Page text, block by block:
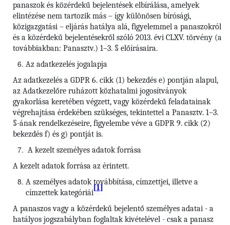
panaszok és közérdekű bejelentések elbírálása, amelyek
elintézése nem tartozik más – így különösen bírósági,
közigazgatási – eljárás hatálya alá, figyelemmel a panaszokról
és a közérdekű bejelentésekről szóló 2013. évi CLXV. törvény (a
továbbiakban: Panasztv.) 1–3. § előírásaira.
Az adatkezelés jogalapja
Az adatkezelés a GDPR 6. cikk (1) bekezdés e) pontján alapul,
az Adatkezelőre ruházott közhatalmi jogosítványok
gyakorlása keretében végzett, vagy közérdekű feladatainak
végrehajtása érdekében szükséges, tekintettel a Panasztv. 1–3.
§-ának rendelkezéseire, figyelembe véve a GDPR 9. cikk (2)
bekezdés f) és g) pontját is.
A kezelt személyes adatok forrása
A kezelt adatok forrása az érintett.
A személyes adatok továbbítása, címzettjei, illetve a
címzettek kategóriái
[1]
A panaszos vagy a közérdekű bejelentő személyes adatai - a
hatályos jogszabályban foglaltak kivételével - csak a panasz